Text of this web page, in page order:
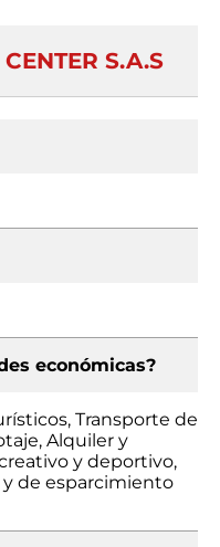
S.A.S
económicas?
Transporte de
Alquiler y
y deportivo,
y de esparcimiento